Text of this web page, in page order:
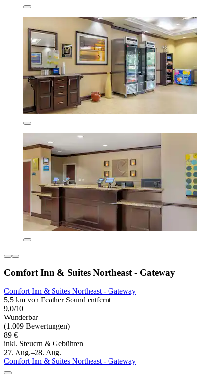
Comfort Inn & Suites Northeast - Gateway
Comfort Inn & Suites Northeast - Gateway
5,5 km von Feather Sound entfernt
9,0/10
Wunderbar
(1.009 Bewertungen)
89 €
inkl. Steuern & Gebühren
27. Aug.–28. Aug.
Comfort Inn & Suites Northeast - Gateway